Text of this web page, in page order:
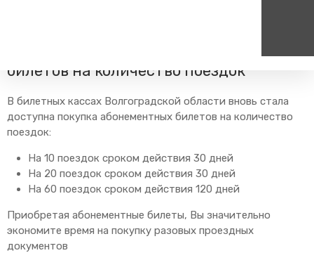
Пассажирам
Справочник
Режим работы билетных
Тарифы и льготы
Способы оплаты проезда
Схема обращения
пригородных поездов
Туризм
Самостоятельные
Единый номер вызова экстренных служб
112
билетов на количество поездок
В билетных кассах Волгоградской области вновь стала
доступна покупка абонементных билетов на количество
поездок:
На 10 поездок сроком действия 30 дней
На 20 поездок сроком действия 30 дней
На 60 поездок сроком действия 120 дней
Приобретая абонементные билеты, Вы значительно
экономите время на покупку разовых проездных
документов